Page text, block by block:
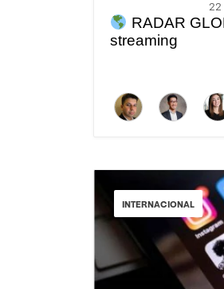
22
RADAR
streaming
INTERNACIONAL